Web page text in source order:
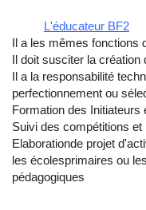
L'éducateur BF2
Il a les mêmes fonctions
Il doit susciter la création
Il a la responsabilité
perfectionnement ou
Formation des Initiateurs
Suivi des compétitions
Elaborationde projet
les écolesprimaires ou
pédagogiques